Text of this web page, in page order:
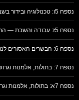
נספח 5ו: טכנולוגיה ובידור בשבת
נספח 5ז: עבודה והשבת — התמודדות עם אתגרי העולם האמיתי
נספח 6: הבשרים האסורים לנוצרים
נספח 7: בתולות, אלמנות וגרושות: הנישואין שה׳ מקבל
נספח 7א: בתולות, אלמנות וגרושות: הנישואין שה׳ מקבל